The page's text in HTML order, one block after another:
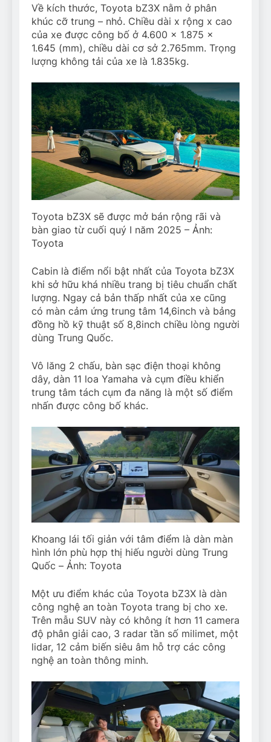
Về kích thước, Toyota bZ3X nằm ở phân
khúc cỡ trung – nhỏ. Chiều dài x rộng x cao
của xe được công bố ở 4.600 x 1.875 x
1.645 (mm), chiều dài cơ sở 2.765mm. Trọng
lượng không tải của xe là 1.835kg.
Toyota bZ3X sẽ được mở bán rộng rãi và
bàn giao từ cuối quý I năm 2025 – Ảnh:
Toyota
Cabin là điểm nổi bật nhất của Toyota bZ3X
khi sở hữu khá nhiều trang bị tiêu chuẩn chất
lượng. Ngay cả bản thấp nhất của xe cũng
có màn cảm ứng trung tâm 14,6inch và bảng
đồng hồ kỹ thuật số 8,8inch chiều lòng người
dùng Trung Quốc.
Vô lăng 2 chấu, bàn sạc điện thoại không
dây, dàn 11 loa Yamaha và cụm điều khiển
trung tâm tách cụm đa năng là một số điểm
nhấn được công bố khác.
Khoang lái tối giản với tâm điểm là dàn màn
hình lớn phù hợp thị hiếu người dùng Trung
Quốc – Ảnh: Toyota
Một ưu điểm khác của Toyota bZ3X là dàn
công nghệ an toàn Toyota trang bị cho xe.
Trên mẫu SUV này có không ít hơn 11 camera
độ phân giải cao, 3 radar tần số milimet, một
lidar, 12 cảm biến siêu âm hỗ trợ các công
nghệ an toàn thông minh.